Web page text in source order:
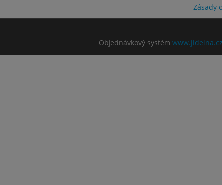
Zásady
Objednávkový systém www.jidelna.cz